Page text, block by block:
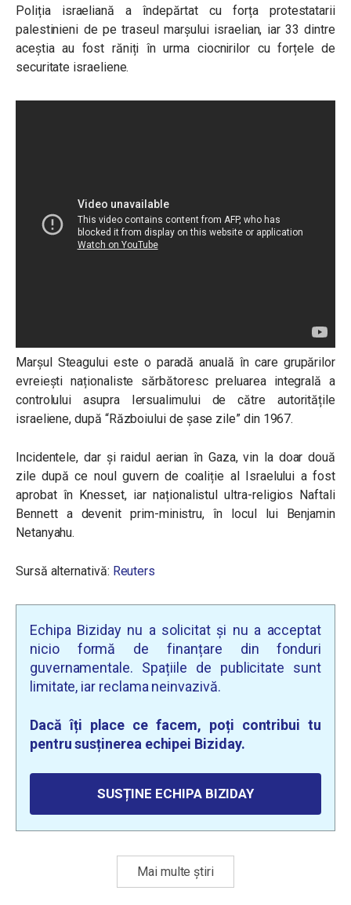
Poliția israeliană a îndepărtat cu forța protestatarii
palestinieni de pe traseul marșului israelian, iar 33 dintre
aceștia au fost răniți în urma ciocnirilor cu forțele de
securitate israeliene.
Marșul Steagului este o paradă anuală în care grupărilor
evreiești naționaliste sărbătoresc preluarea integrală a
controlului asupra Iersualimului de către autoritățile
israeliene, după “Războiului de șase zile” din 1967.
Incidentele, dar și raidul aerian în Gaza, vin la doar două
zile după ce noul guvern de coaliție al Israelului a fost
aprobat în Knesset, iar naționalistul ultra-religios Naftali
Bennett a devenit prim-ministru, în locul lui Benjamin
Netanyahu.
Sursă alternativă: Reuters
Echipa Biziday nu a solicitat și nu a acceptat
nicio formă de finanțare din fonduri
guvernamentale. Spațiile de publicitate sunt
limitate, iar reclama neinvazivă.
Dacă îți place ce facem, poți contribui tu
pentru susținerea echipei Biziday.
SUSȚINE ECHIPA BIZIDAY
Mai multe știri